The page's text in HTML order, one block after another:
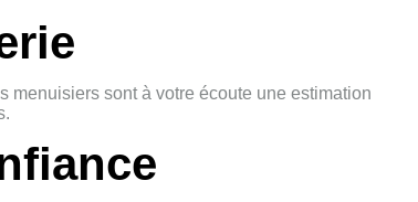
menuisiers sont à votre écoute une estimation